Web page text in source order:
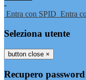
-
Entra con SPID Entra
Seleziona utente
button close ×
Recupero password